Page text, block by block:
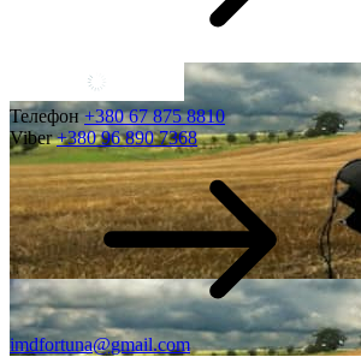
Телефон+380 67 875 8810
Viber+380 96 890 7368
imdfortuna@gmail.com